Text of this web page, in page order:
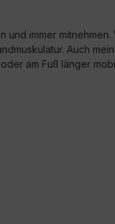
immer
Auch
am Fuß länger